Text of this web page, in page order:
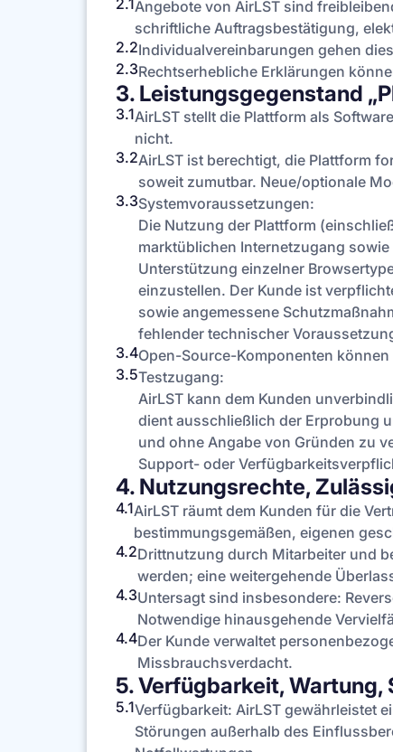
2.1Angebote von AirLST sind
schriftliche Auftragsbestätigung,
2.2Individualvereinbarungen gehen
2.3Rechtserhebliche Erklärungen
3. Leistungsgegenstand
3.1AirLST stellt die Plattform als
nicht.
3.2AirLST ist berechtigt, die Plattform
soweit zumutbar. Neue/optionale
3.3Systemvoraussetzungen:
Die Nutzung der Plattform
marktüblichen Internetzugang
Unterstützung einzelner
einzustellen. Der Kunde ist
sowie angemessene
fehlender technischer
3.4Open-Source-Komponenten
3.5Testzugang:
AirLST kann dem Kunden
dient ausschließlich der Erprobung
und ohne Angabe von Gründen zu
Support- oder
4. Nutzungsrechte,
4.1AirLST räumt dem Kunden für die
bestimmungsgemäßen, eigenen
4.2Drittnutzung durch Mitarbeiter und
werden; eine weitergehende
4.3Untersagt sind insbesondere:
Notwendige hinausgehende
4.4Der Kunde verwaltet
Missbrauchsverdacht.
5. Verfügbarkeit,
5.1Verfügbarkeit: AirLST gewährleistet
Störungen außerhalb des